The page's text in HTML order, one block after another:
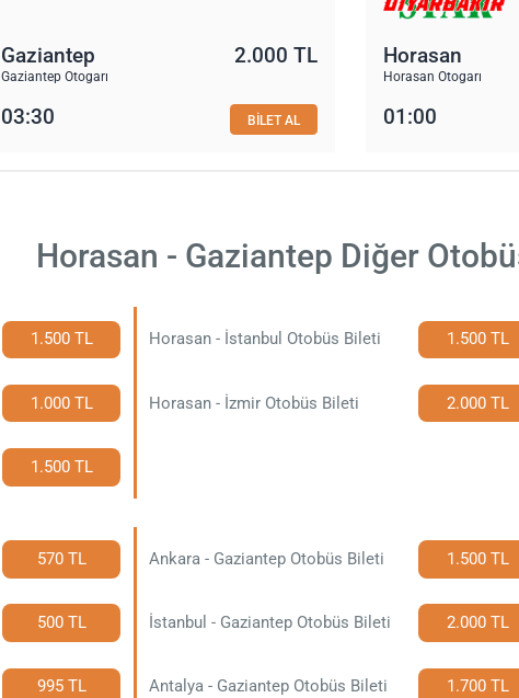
Gaziantep
Gaziantep Otogarı
2.000 TL
03:30 BİLET AL
Horasan
Horasan Otogarı
01:00
Horasan - Gaziantep Diğer
1.500 TL Horasan - İstanbul Otobüs Bileti 1.500 TL
1.000 TL Horasan - İzmir Otobüs Bileti 2.000 TL
1.500 TL
570 TL Ankara - Gaziantep Otobüs Bileti 1.500 TL
500 TL İstanbul - Gaziantep Otobüs Bileti 2.000 TL
995 TL Antalya - Gaziantep Otobüs Bileti 1.700 TL